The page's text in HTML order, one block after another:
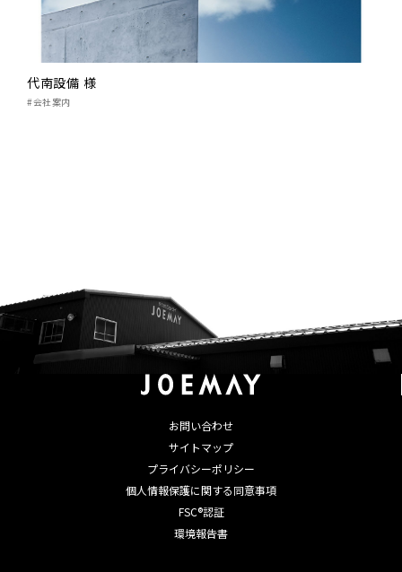
代南設備 様
#会社案内
お問い合わせ
サイトマップ
プライバシーポリシー
個人情報保護に関する同意事項
FSC®認証
環境報告書